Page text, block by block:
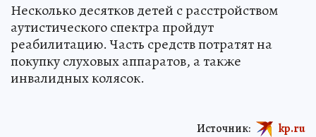
Несколько десятков детей с расстройством
аутистического спектра пройдут
реабилитацию. Часть средств потратят на
покупку слуховых аппаратов, а также
инвалидных колясок.
Источник: kp.ru